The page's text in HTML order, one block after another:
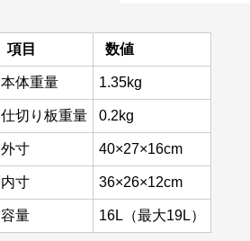
項目 数値
本体重量 1.35kg
仕切り板重量 0.2kg
外寸 40×27×16cm
内寸 36×26×12cm
容量 16L（最大19L）